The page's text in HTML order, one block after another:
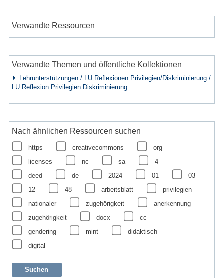
Verwandte Ressourcen
Verwandte Themen und öffentliche Kollektionen
Lehrunterstützungen / LU Reflexionen Privilegien/Diskriminierung /
LU Reflexion Privilegien Diskriminierung
Nach ähnlichen Ressourcen suchen
https creativecommons
org
licenses
nc sa
4
deed
de 2024 01
03
12
48 arbeitsblatt
privilegien
nationaler
zugehörigkeit
anerkennung
zugehörigkeit
docx
cc
gendering
mint
didaktisch
digital